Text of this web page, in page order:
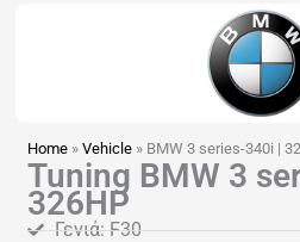
Home »Vehicle » BMW 3 series-340i |
Tuning BMW 3
326HP
Γενιά: F30